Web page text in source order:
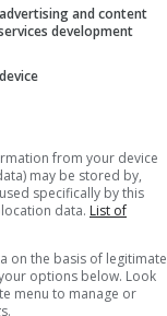
and content
development
from your device
may be stored by,
specifically by this
data. List of
on the basis of legitimate
options below. Look
menu to manage or